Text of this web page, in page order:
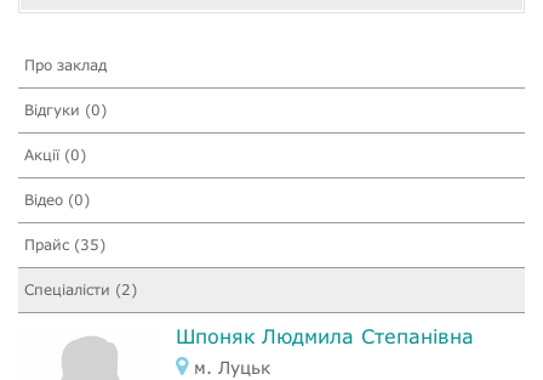
Про заклад
Відгуки (0)
Акції (0)
Відео (0)
Прайс (35)
Спеціалісти (2)
Шпоняк Людмила Степанівна
м. Луцьк